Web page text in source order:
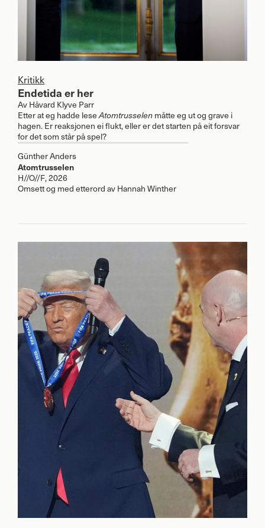
Kritikk
Endetida er her
AvHåvard Klyve Parr
Etter at eg hadde leseAtomtrusselen måtte eg ut og grave i
hagen. Er reaksjonen ei flukt, eller er det starten på eit forsvar
for det som står på spel?
Günther Anders
Atomtrusselen
H//O//F, 2026
Omsett og med etterord av Hannah Winther